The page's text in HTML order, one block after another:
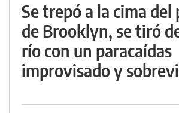
Se trepó a la cima del
de Brooklyn, se tiró
río con un paracaídas
improvisado y